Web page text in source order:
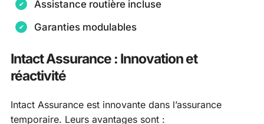
Assistance routière incluse
Garanties modulables
Intact Assurance : Innovation et
réactivité
Intact Assurance est innovante dans l’assurance
temporaire. Leurs avantages sont :